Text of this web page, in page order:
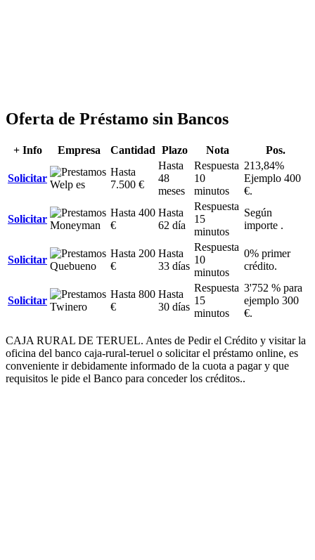
Oferta de Préstamo sin Bancos
+ Info Empresa Cantidad Plazo Nota Pos.
Solicitar
Hasta
7.500 €
Hasta
48
meses
Respuesta
10
minutos
213,84%
Ejemplo 400
€.
Solicitar
Hasta 400
€
Hasta
62 día
Respuesta
15
minutos
Según
importe .
Solicitar
Hasta 200
€
Hasta
33 días
Respuesta
10
minutos
0% primer
crédito.
Solicitar
Hasta 800
€
Hasta
30 días
Respuesta
15
minutos
3'752 % para
ejemplo 300
€.
CAJA RURAL DE TERUEL. Antes de Pedir el Crédito y visitar la
oficina del banco caja-rural-teruel o solicitar el préstamo online, es
conveniente ir debidamente informado de la cuota a pagar y que
requisitos le pide el Banco para conceder los créditos..